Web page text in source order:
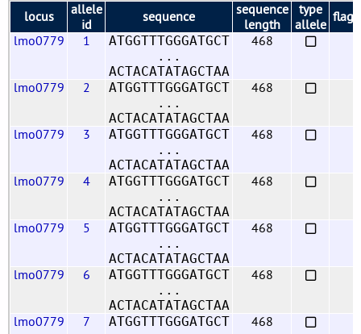
locus
allele
id
sequence
sequence
length
type
allele flags
lmo0779
1
ATGGTTTGGGATGCT
...
ACTACATATAGCTAA
468
lmo0779 2
ATGGTTTGGGATGCT
...
ACTACATATAGCTAA
468
lmo0779 3
ATGGTTTGGGATGCT
...
ACTACATATAGCTAA
468
lmo0779 4
ATGGTTTGGGATGCT
...
ACTACATATAGCTAA
468
lmo0779 5
ATGGTTTGGGATGCT
...
ACTACATATAGCTAA
468
lmo0779 6
ATGGTTTGGGATGCT
...
ACTACATATAGCTAA
468
lmo0779 7
ATGGTTTGGGATGCT
468